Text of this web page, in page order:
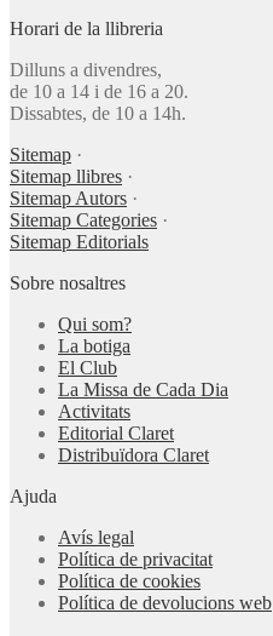
Horari de la llibreria
Dilluns a divendres,
de 10 a 14 i de 16 a 20.
Dissabtes, de 10 a 14h.
Sitemap ·
Sitemap llibres ·
Sitemap Autors ·
Sitemap Categories ·
Sitemap Editorials
Sobre nosaltres
Qui som?
La botiga
El Club
La Missa de Cada Dia
Activitats
Editorial Claret
Distribuïdora Claret
Ajuda
Avís legal
Política de privacitat
Política de cookies
Política de devolucions web